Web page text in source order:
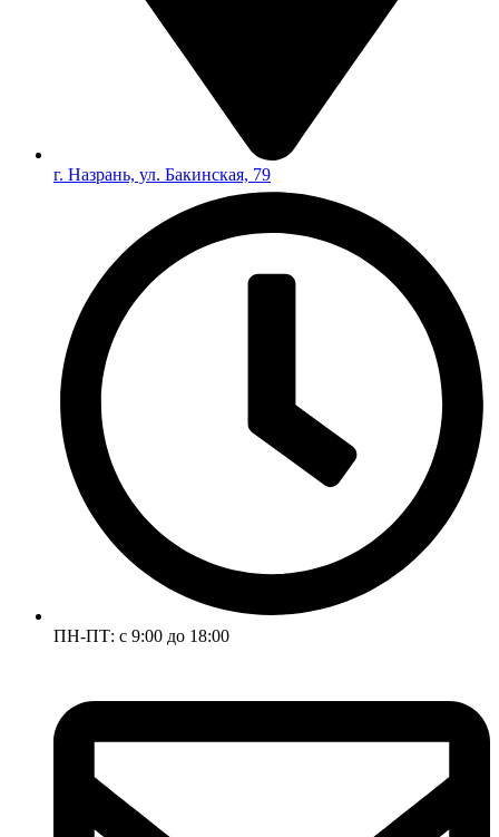
г. Назрань, ул. Бакинская, 79
ПН-ПТ: с 9:00 до 18:00